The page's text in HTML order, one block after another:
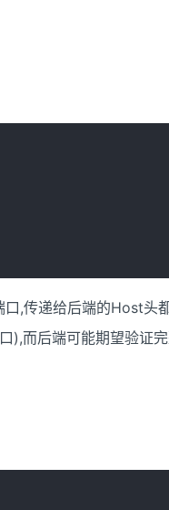
,传递给后端的Host头
),而后端可能期望验证